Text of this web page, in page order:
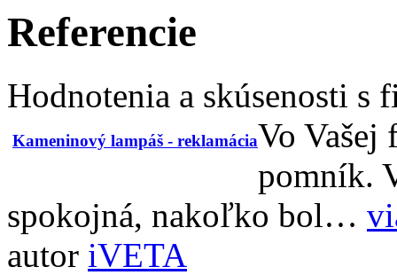
Referencie
Hodnotenia a skúsenosti s
Kameninový lampáš - reklamáciaVo Vašej
pomník.
spokojná, nakoľko bol…
autor iVETA